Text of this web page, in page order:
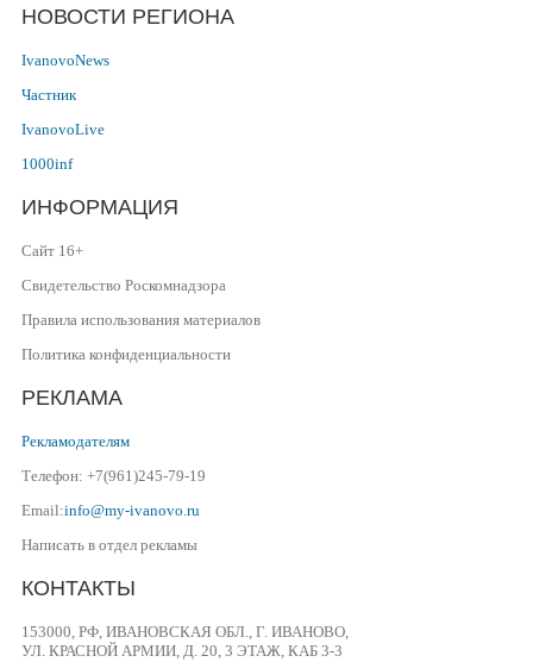
НОВОСТИ РЕГИОНА
IvanovoNews
Частник
IvanovoLive
1000inf
ИНФОРМАЦИЯ
Сайт 16+
Свидетельство Роскомнадзора
Правила использования материалов
Политика конфиденциальности
РЕКЛАМА
Рекламодателям
Телефон: +7(961)245-79-19
Email:info@my-ivanovo.ru
Написать в отдел рекламы
КОНТАКТЫ
153000, РФ, ИВАНОВСКАЯ ОБЛ., Г. ИВАНОВО,
УЛ. КРАСНОЙ АРМИИ, Д. 20, 3 ЭТАЖ, КАБ 3-3